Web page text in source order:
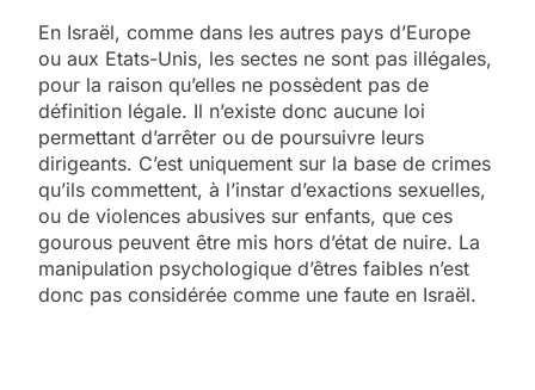
En Israël, comme dans les autres pays d’Europe
ou aux Etats-Unis, les sectes ne sont pas illégales,
pour la raison qu’elles ne possèdent pas de
définition légale. Il n’existe donc aucune loi
permettant d’arrêter ou de poursuivre leurs
dirigeants. C’est uniquement sur la base de crimes
qu’ils commettent, à l’instar d’exactions sexuelles,
ou de violences abusives sur enfants, que ces
gourous peuvent être mis hors d’état de nuire. La
manipulation psychologique d’êtres faibles n’est
donc pas considérée comme une faute en Israël.